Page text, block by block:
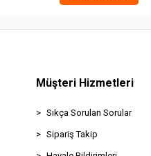
Müşteri Hizmetleri
Sıkça Sorulan Sorular
Sipariş Takip